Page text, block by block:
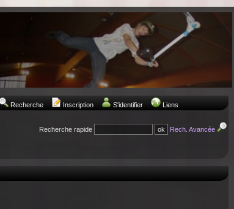
Recherche Inscription S'identifier Liens
Recherche rapide
Rech. Avancée